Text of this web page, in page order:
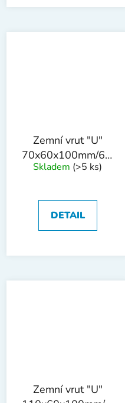
Zemní vrut "U"
70x60x100mm/60cm
tl.4mm ZN
Skladem (>5 ks)
DETAIL
Zemní vrut "U"